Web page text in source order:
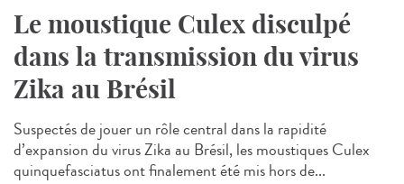
Le moustique Culex disculpé
dans la transmission du virus
Zika au Brésil
Suspectés de jouer un rôle central dans la rapidité
d’expansion du virus Zika au Brésil, les moustiques Culex
quinquefasciatus ont finalement été mis hors de...